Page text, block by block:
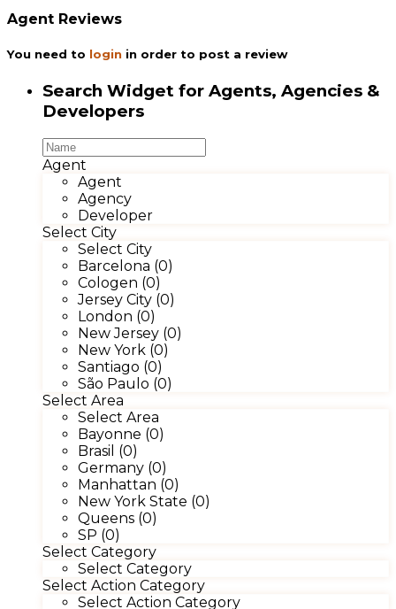
Agent Reviews
You need to login in order to post a review
Search Widget for Agents, Agencies &
Developers
Agent
Agent
Agency
Developer
Select City
Select City
Barcelona (0)
Cologen (0)
Jersey City (0)
London (0)
New Jersey (0)
New York (0)
Santiago (0)
São Paulo (0)
Select Area
Select Area
Bayonne (0)
Brasil (0)
Germany (0)
Manhattan (0)
New York State (0)
Queens (0)
SP (0)
Select Category
Select Category
Select Action Category
Select Action Category